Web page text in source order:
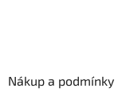
Nákup a podmínky